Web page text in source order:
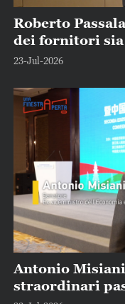
Roberto
dei fornitori sia
tecnologico"
23-Jul-2026
Antonio
straordinari